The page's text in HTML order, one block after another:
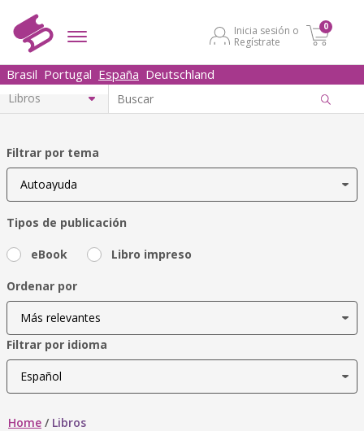
Inicia sesión o
Regístrate
0
Brasil Portugal España Deutschland
Filtrar por tema
Tipos de publicación
eBook Libro impreso
Ordenar por
Filtrar por idioma
Home / Libros